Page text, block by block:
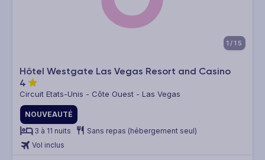
1/15
Hôtel Westgate Las Vegas Resort and Casino
4
Circuit Etats-Unis - Côte Ouest - Las Vegas
NOUVEAUTÉ
3 à 11 nuits
Sans repas (hébergement seul)
Vol inclus